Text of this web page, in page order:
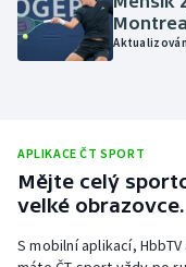
Plážový volejbal
Rychlostní
Short track
APLIKACE ČT SPORT
Mějte celý
velké obrazovce.
S mobilní aplikací,